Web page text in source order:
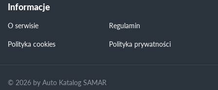
Informacje
O serwisie
Regulamin
Polityka cookies
Polityka prywatności
© 2026 by Auto Katalog SAMAR